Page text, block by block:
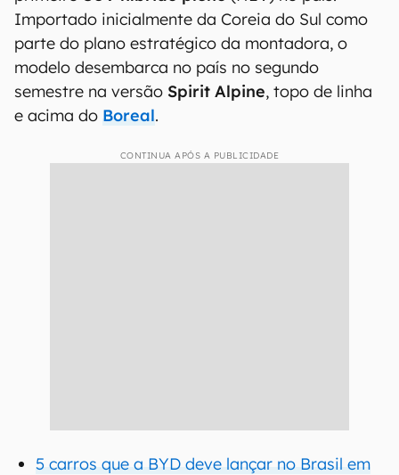
Importado inicialmente da Coreia do Sul como
parte do plano estratégico da montadora, o
modelo desembarca no país no segundo
semestre na versão Spirit Alpine, topo de linha
e acima do Boreal.
CONTINUA APÓS A PUBLICIDADE
5 carros que a BYD deve lançar no Brasil em